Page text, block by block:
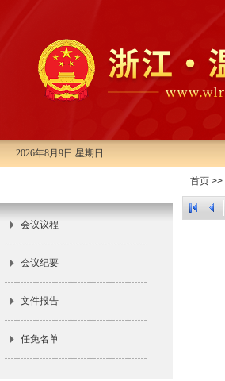
2026年8月9日 星期日
会议议程
会议纪要
文件报告
任免名单
首页 >>